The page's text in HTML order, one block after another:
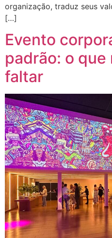
organização, traduz seus
[…]
Evento
padrão: o que
faltar